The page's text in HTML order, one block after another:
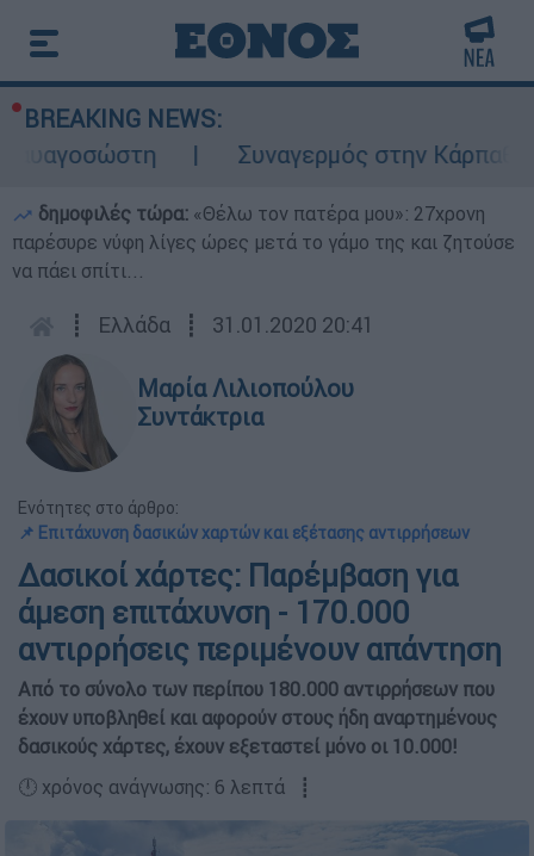
BREAKING NEWS:
Συναγερμός στην Κάρπαθο:
δημοφιλές τώρα: «Θέλω τον πατέρα μου»: 27χρονη
παρέσυρε νύφη λίγες ώρες μετά το γάμο της και ζητούσε
να πάει σπίτι...
┋ Ελλάδα ┋ 31.01.2020 20:41
Μαρία Λιλιοπούλου
Συντάκτρια
Ενότητες στο άρθρο:
📌 Επιτάχυνση δασικών χαρτών και εξέτασης αντιρρήσεων
Δασικοί χάρτες: Παρέμβαση για
άμεση επιτάχυνση - 170.000
αντιρρήσεις περιμένουν απάντηση
Από το σύνολο των περίπου 180.000 αντιρρήσεων που
έχουν υποβληθεί και αφορούν στους ήδη αναρτημένους
δασικούς χάρτες, έχουν εξεταστεί μόνο οι 10.000!
🕛 χρόνος ανάγνωσης: 6 λεπτά ┋